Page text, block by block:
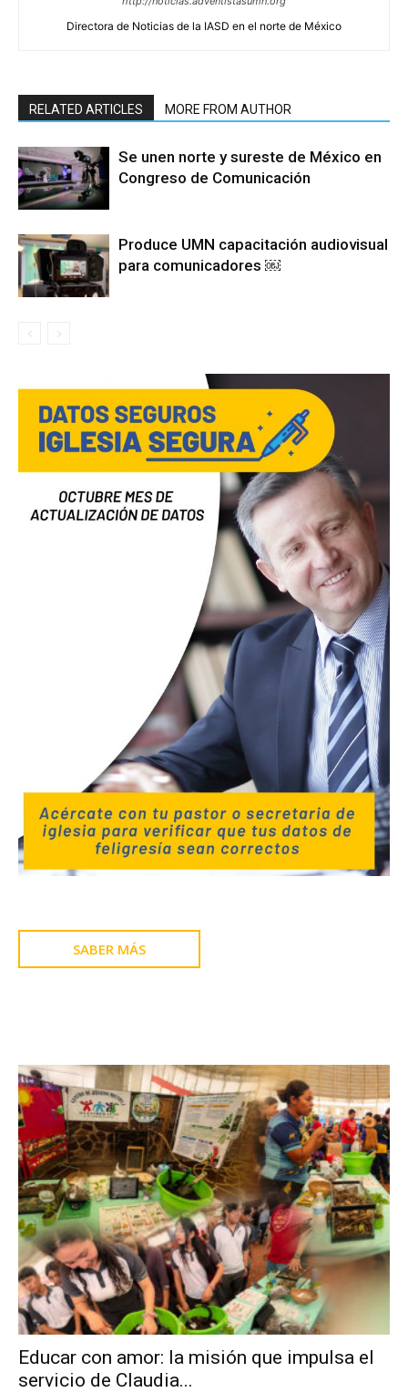
Directora de Noticias de la IASD en el norte de México
RELATED ARTICLES MORE FROM AUTHOR
Se unen norte y sureste de México en
Congreso de Comunicación
Produce UMN capacitación audiovisual
para comunicadores ￼
SABER MÁS
Educar con amor: la misión que impulsa el
servicio de Claudia...